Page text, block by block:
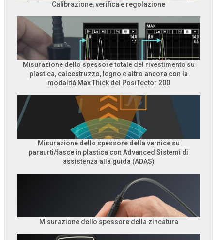
Calibrazione, verifica e regolazione
Misurazione dello spessore totale del rivestimento su
plastica, calcestruzzo, legno e altro ancora con la
modalità Max Thick del PosiTector 200
Misurazione dello spessore della vernice su
paraurti/fasce in plastica con Advanced Sistemi di
assistenza alla guida (ADAS)
Misurazione dello spessore della zincatura